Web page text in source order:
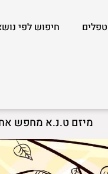
חיפוש לפי
מיזם ט.נ.א מחפש